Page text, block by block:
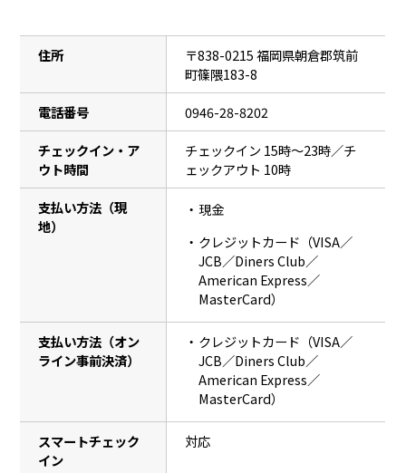
住所
〒838-0215 福岡県朝倉郡筑前
町篠隈183-8
電話番号
0946-28-8202
チェックイン・ア
ウト時間
チェックイン 15時〜23時／チ
ェックアウト 10時
支払い方法（現
地）
現金
クレジットカード（VISA／
JCB／Diners Club／
American Express／
MasterCard）
支払い方法（オン
ライン事前決済）
クレジットカード（VISA／
JCB／Diners Club／
American Express／
MasterCard）
スマートチェック
イン
対応